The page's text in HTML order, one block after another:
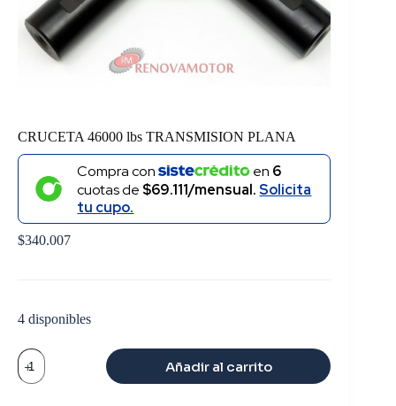
CRUCETA 46000 lbs TRANSMISION PLANA
Compra con en 6
cuotas de $69.111/mensual.Solicita
tu cupo.
$340.007
4 disponibles
CRUCETA
46000
lbs
Añadir al carrito